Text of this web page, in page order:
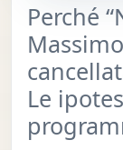
Perché
Le